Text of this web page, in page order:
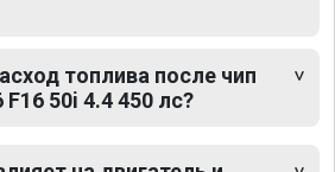
топлива после чип
F16 50i 4.4 450 лс?